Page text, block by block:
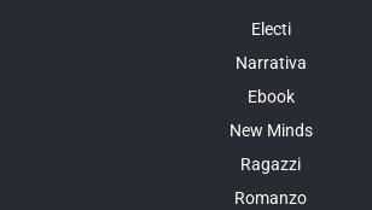
Electi
Narrativa
Ebook
New Minds
Ragazzi
Romanzo